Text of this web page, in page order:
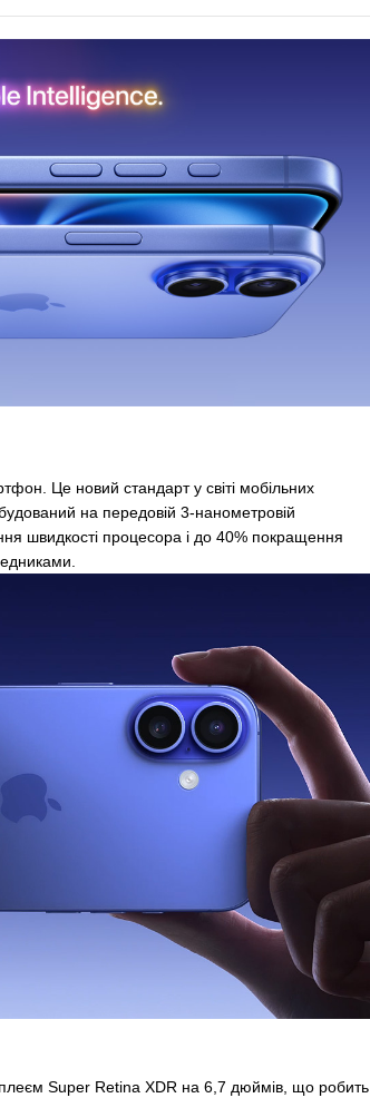
Це новий стандарт у світі мобільних
на передовій 3-нанометровій
швидкості процесора і до 40% покращення
Super Retina XDR на 6,7 дюймів, що робить